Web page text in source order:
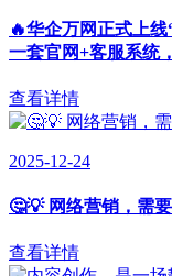
🔥华企万网正式上
一套官网+客服系统
查看详情
2025-12-24
🤔💡 网络营销，需
查看详情